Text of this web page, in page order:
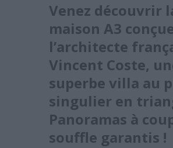
Venez découvrir
maison A3
l’architecte
Vincent Coste,
superbe villa au
singulier en
Panoramas à
souffle garantis !